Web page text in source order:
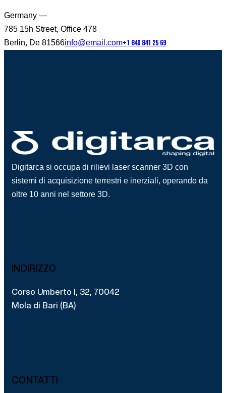
Germany —
785 15h Street, Office 478
Berlin, De 81566info@email.com+1 840 841 25 69
Digitarca si occupa di rilievi laser scanner 3D con
sistemi di acquisizione terrestri e inerziali, operando da
oltre 10 anni nel settore 3D.
INDIRIZZO
Corso Umberto I, 32, 70042
Mola di Bari (BA)
CONTATTI